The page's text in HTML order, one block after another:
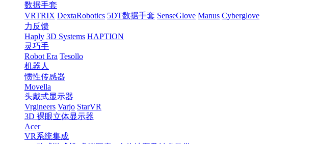
数据手套
VRTRIX DextaRobotics 5DT数据手套 SenseGlove Manus Cyberglove
力反馈
Haply 3D Systems HAPTION
灵巧手
Robot Era Tesollo
机器人
惯性传感器
Movella
头戴式显示器
Vrgineers Varjo StarVR
3D 裸眼立体显示器
Acer
VR系统集成